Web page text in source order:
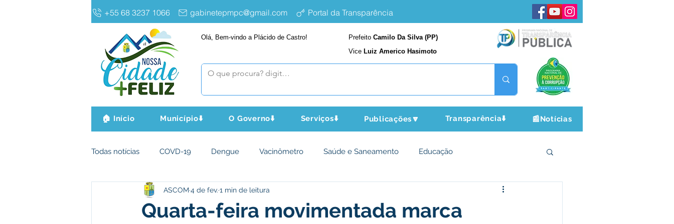
+55 68 3237 1066 gabinetepmpc@gmail.com Portal da Transparência
Olá, Bem-vindo a Plácido de Castro! Prefeito Camilo Da Silva (PP)
Vice Luiz Americo Hasimoto
🏠 Início Município⬇️ O Governo⬇️ Serviços⬇️ Publicações🔽 Transparência⬇️ 📰Notícias
Todas notícias COVD-19 Dengue Vacinômetro Saúde e Saneamento Educação
Infraestrutura e Obras Agricultura e Meio Ambiente
Quarta-feira movimentada marca
ASCOM 4 de fev. 1 min de leitura